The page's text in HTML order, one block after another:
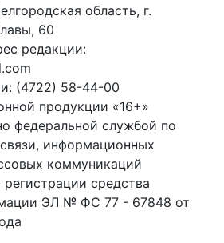
область, г.
60
редакции:
(4722) 58-44-00
продукции «16+»
федеральной службой по
информационных
коммуникаций
средства
ЭЛ № ФС 77 - 67848 от